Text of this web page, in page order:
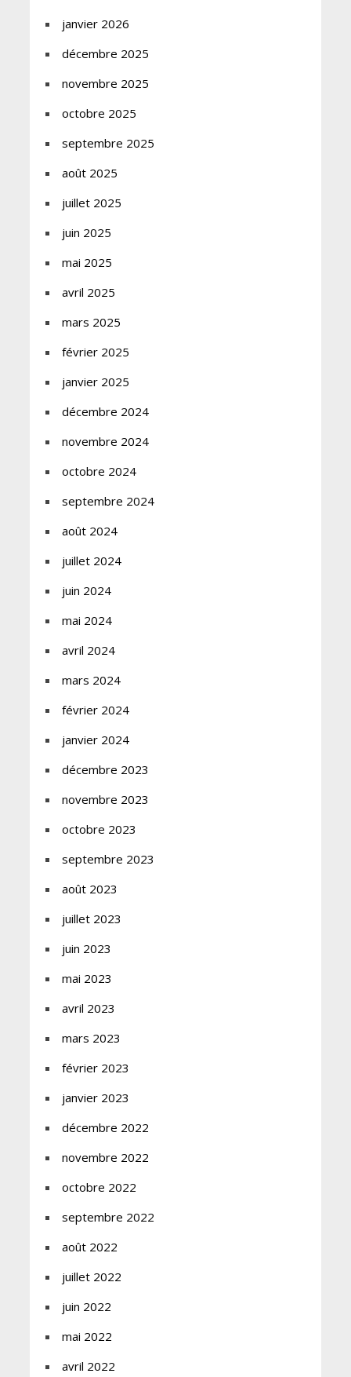
janvier 2026
décembre 2025
novembre 2025
octobre 2025
septembre 2025
août 2025
juillet 2025
juin 2025
mai 2025
avril 2025
mars 2025
février 2025
janvier 2025
décembre 2024
novembre 2024
octobre 2024
septembre 2024
août 2024
juillet 2024
juin 2024
mai 2024
avril 2024
mars 2024
février 2024
janvier 2024
décembre 2023
novembre 2023
octobre 2023
septembre 2023
août 2023
juillet 2023
juin 2023
mai 2023
avril 2023
mars 2023
février 2023
janvier 2023
décembre 2022
novembre 2022
octobre 2022
septembre 2022
août 2022
juillet 2022
juin 2022
mai 2022
avril 2022